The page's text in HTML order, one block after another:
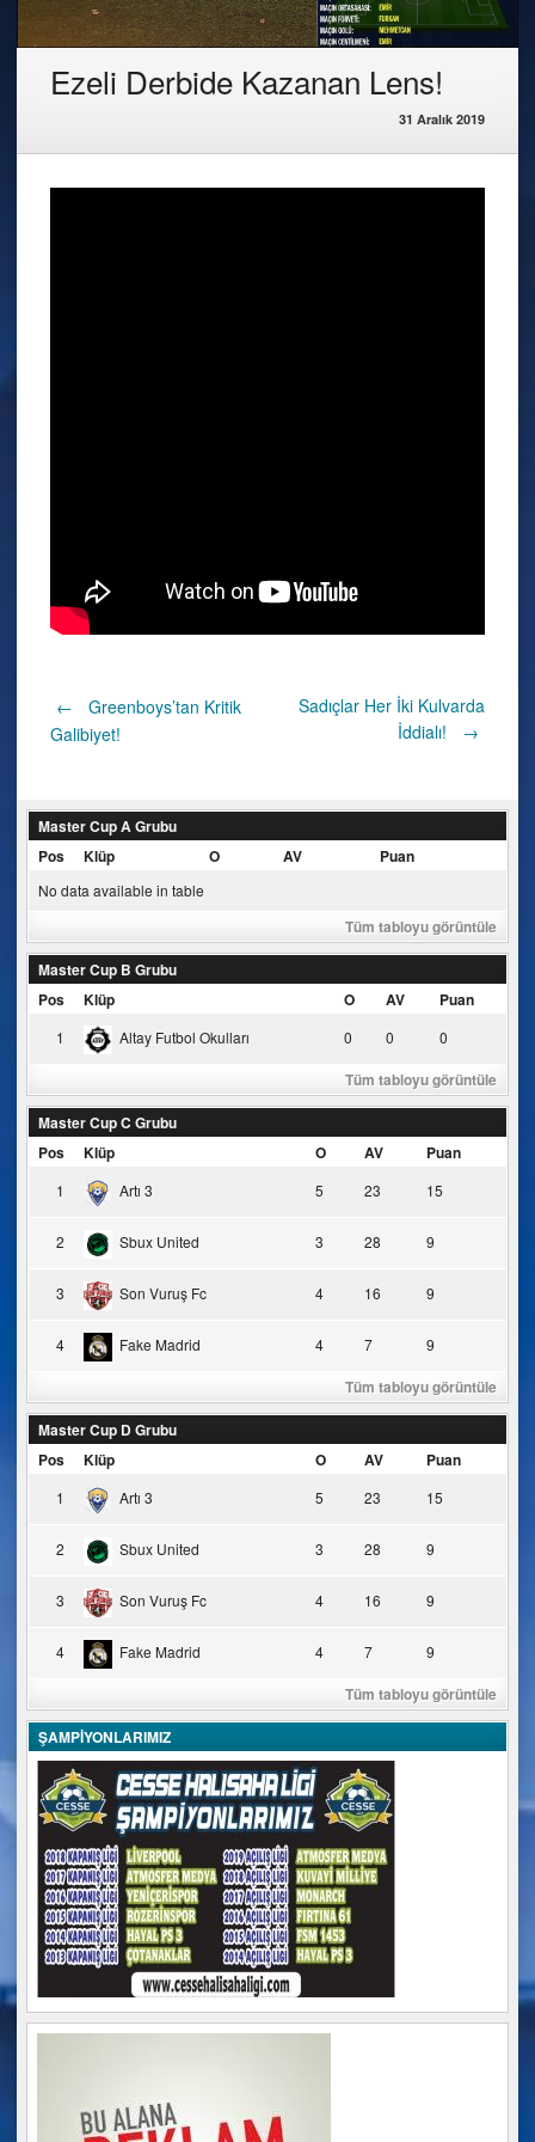
Ezeli Derbide Kazanan Lens!
31 Aralık 2019
Post
←
Greenboys’tan Kritik
Galibiyet!
Sadıçlar Her İki Kulvarda
İddialı!
→
Master Cup A Grubu
Pos
Klüp O AV Puan
No data available in table
Tüm tabloyu görüntüle
Master Cup B Grubu
Pos
Klüp O AV Puan
1 Altay Futbol Okulları 0 0 0
Tüm tabloyu görüntüle
Master Cup C Grubu
Pos
Klüp O AV Puan
1 Artı 3 5 23 15
2 Sbux United 3 28 9
3 Son Vuruş Fc 4 16 9
4 Fake Madrid 4 7 9
Tüm tabloyu görüntüle
Master Cup D Grubu
Pos
Klüp O AV Puan
1 Artı 3 5 23 15
2 Sbux United 3 28 9
3 Son Vuruş Fc 4 16 9
4 Fake Madrid 4 7 9
Tüm tabloyu görüntüle
ŞAMPİYONLARIMIZ